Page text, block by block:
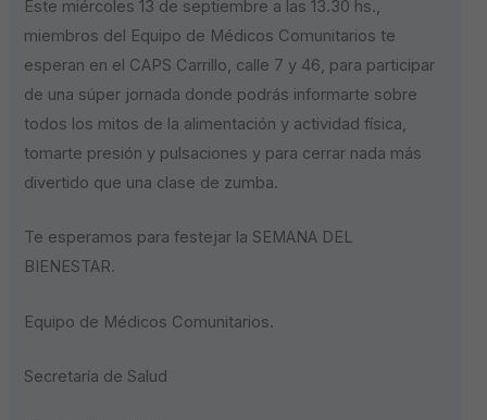
Este miércoles 13 de septiembre a las 13.30 hs.,
miembros del Equipo de Médicos Comunitarios te
esperan en el CAPS Carrillo, calle 7 y 46, para participar
de una súper jornada donde podrás informarte sobre
todos los mitos de la alimentación y actividad física,
tomarte presión y pulsaciones y para cerrar nada más
divertido que una clase de zumba.
Te esperamos para festejar la SEMANA DEL
BIENESTAR.
Equipo de Médicos Comunitarios.
Secretaría de Salud